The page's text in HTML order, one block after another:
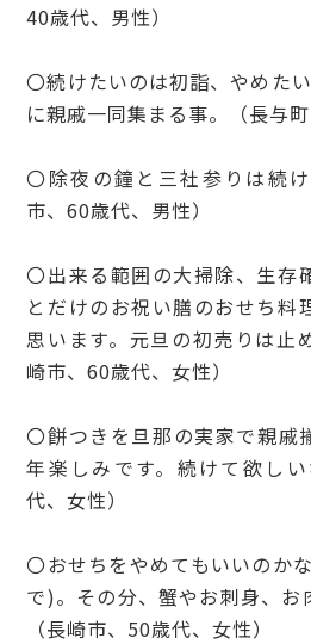
40歳代、男性）
〇続けたいのは初詣、やめた
に親戚一同集まる事。（長与
〇除夜の鐘と三社参りは続
市、60歳代、男性）
〇出来る範囲の大掃除、生存
とだけのお祝い膳のおせち料
思います。元旦の初売りは止
崎市、60歳代、女性）
〇餅つきを旦那の実家で親戚
年楽しみです。続けて欲し
代、女性）
〇おせちをやめてもいいのか
で)。その分、蟹やお刺身、お
（長崎市、50歳代、女性）